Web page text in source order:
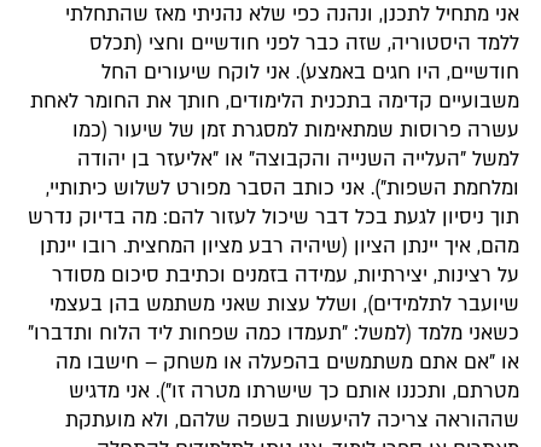
אני מתחיל לתכנן, ונהנה כפי שלא נהניתי מאז שהתחלתי
ללמד היסטוריה, שזה כבר לפני חודשיים וחצי (תכלס
חודשיים, היו חגים באמצע). אני לוקח שיעורים החל
משבועיים קדימה בתכנית הלימודים, חותך את החומר לאחת
עשרה פרוסות שמתאימות למסגרת זמן של שיעור (כמו
למשל "העלייה השנייה והקבוצה" או "אליעזר בן יהודה
ומלחמת השפות"). אני כותב הסבר מפורט לשלוש כיתותיי,
תוך ניסיון לגעת בכל דבר שיכול לעזור להם: מה בדיוק נדרש
מהם, איך יינתן הציון (שיהיה רבע מציון המחצית. רובו יינתן
על רצינות, יצירתיות, עמידה בזמנים וכתיבת סיכום מסודר
שיועבר לתלמידים), ושלל עצות שאני משתמש בהן בעצמי
כשאני מלמד (למשל: "תעמדו כמה שפחות ליד הלוח ותדברו"
או "אם אתם משתמשים בהפעלה או משחק – חישבו מה
מטרתם, ותכננו אותם כך שישרתו מטרה זו"). אני מדגיש
שההוראה צריכה להיעשות בשפה שלהם, ולא מועתקת